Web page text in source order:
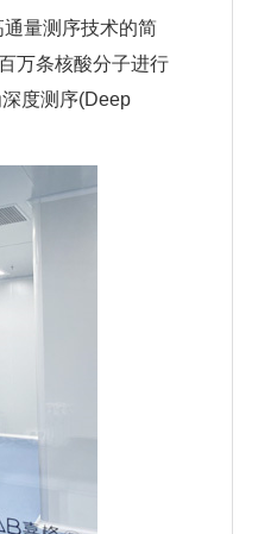
量测序技术的简
万条核酸分子进行
度测序(Deep